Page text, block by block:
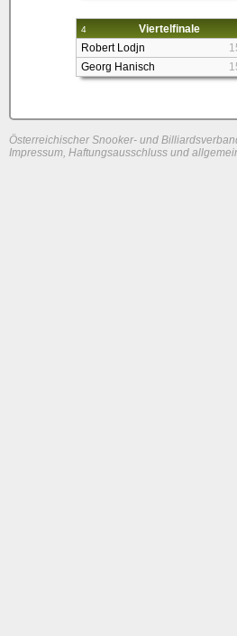
4 Viertelfinale
Robert Lodjn
Georg Hanisch
Österreichischer Snooker- und
Impressum, Haftungsausschluss und